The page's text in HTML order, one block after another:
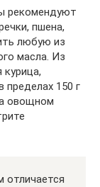
рекомендуют
пшена,
любую из
масла. Из
пределах 150 г
овощном
отличается